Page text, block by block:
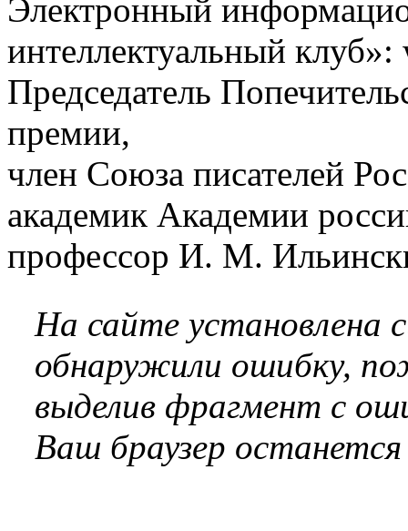
Электронный
интеллектуальный
Председатель
премии,
член Союза писателей
академик Академии
профессор И. М.
На сайте установлена
обнаружили ошибку,
выделив фрагмент с
Ваш браузер